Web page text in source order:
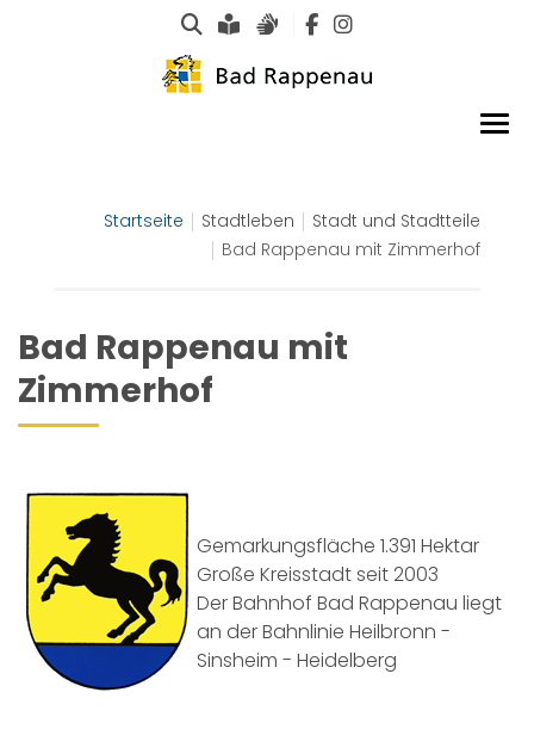
Suche
Leichte Sprache
Gebärdensprachen
Startseite Stadtleben
Stadt und Stadtteile
Bad Rappenau mit Zimmerhof
Bad Rappenau mit
Zimmerhof
Gemarkungsfläche 1.391 Hektar
Große Kreisstadt seit 2003
Der Bahnhof Bad Rappenau liegt
an der Bahnlinie Heilbronn -
Sinsheim - Heidelberg